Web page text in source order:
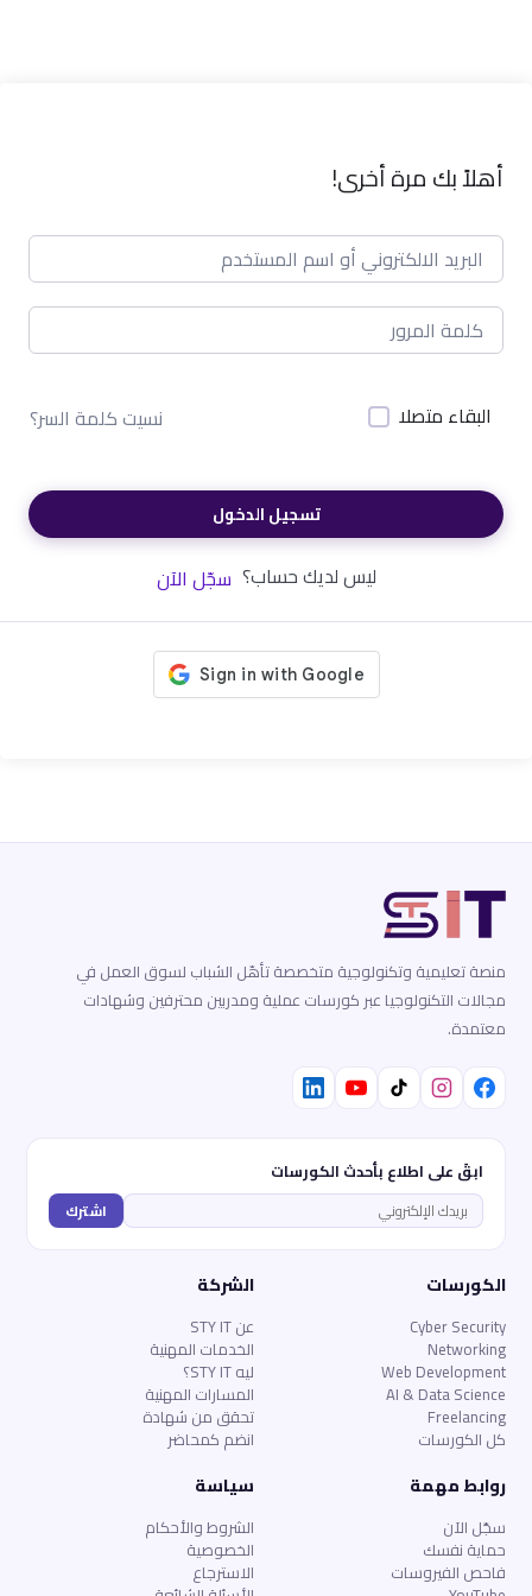
أهلاً بك مرة أخرى!
البقاء متصلا نسيت كلمة السر؟
تسجيل الدخول
ليس لديك حساب؟ سجّل الآن
منصة تعليمية وتكنولوجية متخصصة تأهّل الشباب لسوق العمل في
مجالات التكنولوجيا عبر كورسات عملية ومدربين محترفين وشهادات
معتمدة.
ابقَ على اطلاع بأحدث الكورسات
اشترك
الكورسات
Cyber Security
Networking
Web Development
AI & Data Science
Freelancing
كل الكورسات
الشركة
عن STY IT
الخدمات المهنية
ليه STY IT؟
المسارات المهنية
تحقق من شهادة
انضم كمحاضر
روابط مهمة
سجّل الآن
حماية نفسك
فاحص الفيروسات
سياسة
الشروط والأحكام
الخصوصية
الاسترجاع